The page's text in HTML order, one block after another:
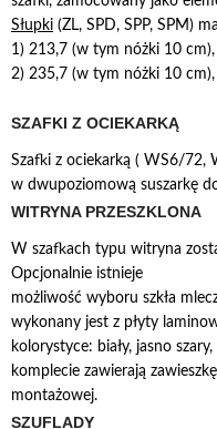
Słupki (ZL, SPD, SPP, SPM)
1) 213,7 (w tym nóżki 10
2) 235,7 (w tym nóżki 10
SZAFKI Z OCIEKARKĄ
Szafki z ociekarką ( WS6/72,
w dwupoziomową suszarkę
WITRYNA PRZESZKLONA
W szafkach typu witryna
Opcjonalnie istnieje
możliwość wyboru szkła
wykonany jest z płyty
kolorystyce: biały, jasno
komplecie zawierają
montażowej.
SZUFLADY